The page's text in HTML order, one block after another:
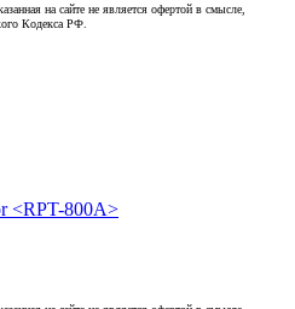
на сайте не является офертой в смысле,
Кодекса РФ.
<RPT-800A>